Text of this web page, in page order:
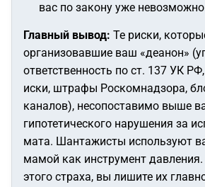
вас по закону уже
Главный вывод: Те риски,
организовавшие ваш «деанон»
ответственность по ст. 137 УК
иски, штрафы Роскомнадзора,
каналов), несопоставимо выше
гипотетического нарушения за
мата. Шантажисты используют
мамой как инструмент
этого страха, вы лишите их